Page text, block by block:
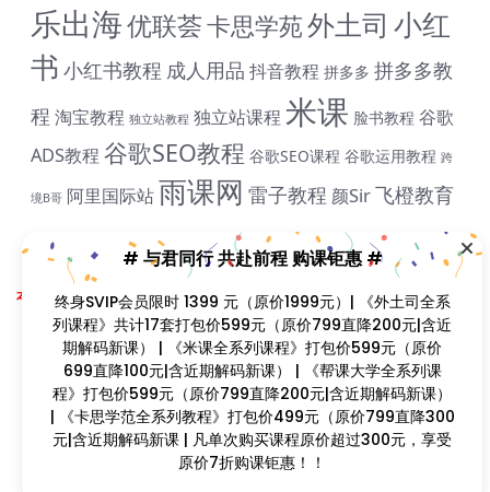
乐出海优联荟卡思学苑外土司 小红
书 小红书教程 成人用品 抖音教程 拼多多 拼多多教
程 淘宝教程 独立站教程 独立站课程米课 脸书教程 谷歌
ADS教程谷歌SEO教程 谷歌SEO课程 谷歌运用教程 跨
境B哥 阿里国际站雨课网 雷子教程 颜Sir飞橙教育
Copyright © 2023
本站支持课程资源互换，优质课程资源互换请联系微信在线客服：zkcw598 (备
注：课程互换)
闽ICP备2022077749号
首页 分类 会员 我的
终身SVIP会员限时 1399 元（原价1999元）| 《外土司全
系列课程》共计17套打包价599元（原价799直降200元|
含近期解码新课） | 《米课全系列课程》打包价599元
（原价699直降100元|含近期解码新课） | 《帮课大学全系
新课） | 《卡思学范全系列教程》打包价499元（原价
799直降300元|含近期解码新课 | 凡单次购买课程原价超
过300元，享受原价7折购课钜惠！！